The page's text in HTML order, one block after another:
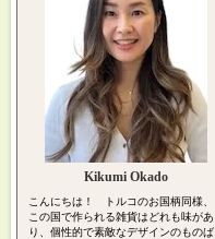
Kikumi Okado
こんにちは！ トルコのお国柄同様、
この国で作られる雑貨はどれも味があ
り、個性的で素敵なデザインのものば